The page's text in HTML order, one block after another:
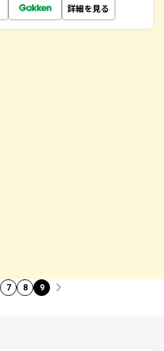
詳細を見る
7 8 9